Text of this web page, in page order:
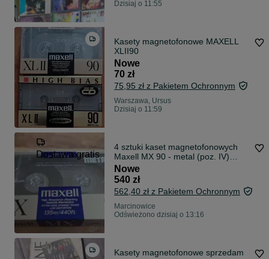
Dzisiaj o 11:55
Kasety magnetofonowe MAXELL
XLII90
Nowe
70 zł
75,95 zł z Pakietem Ochronnym
Warszawa, Ursus
Dzisiaj o 11:59
Dostawa gratis
4 sztuki kaset magnetofonowych
Maxell MX 90 - metal (poz. IV)
nowe w oryginalnej folii
Nowe
540 zł
562,40 zł z Pakietem Ochronnym
Marcinowice
Odświeżono dzisiaj o 13:16
Kasety magnetofonowe sprzedam